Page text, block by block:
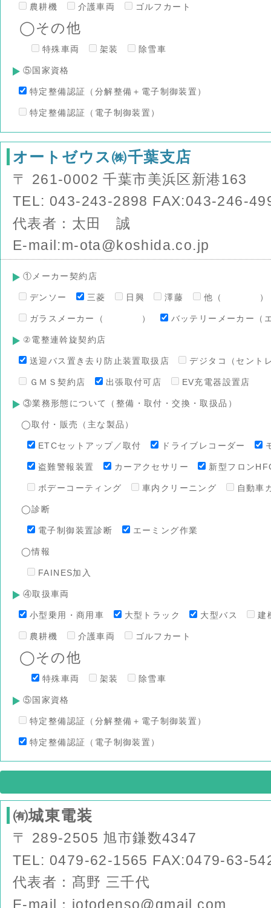
農耕機 介護車両 ゴルフカート
◯その他
特殊車両 架装 除雪車
⑤国家資格
特定整備認証（分解整備＋電子制御装置）
特定整備認証（電子制御装置）
オートゼウス㈱千葉支店
〒 261-0002 千葉市美浜区新港163
TEL: 043-243-2898 FAX:043-246-
代表者：太田 誠
E-mail:m-ota@koshida.co.jp
①メーカー契約店
デンソー 三菱 日興 澤藤 他（ ）
ガラスメーカー（ ） バッテリーメーカー（
②電整連斡旋契約店
送迎バス置き去り防止装置取扱店 デジタコ（セント
ＧＭＳ契約店 出張取付可店 EV充電器設置店
③業務形態について（整備・取付・交換・取扱品）
◯取付・販売（主な製品）
ETCセットアップ／取付 ドライブレコーダー
盗難警報装置 カーアクセサリー 新型フロン
ボデーコーティング 車内クリーニング 自動車
◯診断
電子制御装置診断 エーミング作業
◯情報
FAINES加入
④取扱車両
小型乗用・商用車 大型トラック 大型バス 建
農耕機 介護車両 ゴルフカート
◯その他
特殊車両 架装 除雪車
⑤国家資格
特定整備認証（分解整備＋電子制御装置）
特定整備認証（電子制御装置）
㈲城東電装
〒 289-2505 旭市鎌数4347
TEL: 0479-62-1565 FAX:0479-63-
代表者：髙野 三千代
E-mail：jotodenso@gmail.com